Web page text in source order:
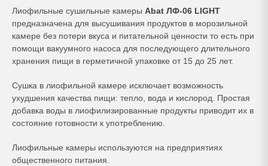
Лиофильные сушильные камеры Abat ЛФ-06 LIGHT
предназначена для высушивания продуктов в морозильной
камере без потери вкуса и питательной ценности то есть при
помощи вакуумного насоса для последующего длительного
хранения пищи в герметичной упаковке от 15 до 25 лет.
Сушка в лиофильной камере исключает возможность
ухудшения качества пищи: тепло, вода и кислород. Простая
добавка воды в лиофилизированные продукты приводит их в
состояние готовности к употреблению.
Лиофильные камеры используются на предприятиях
общественного питания.